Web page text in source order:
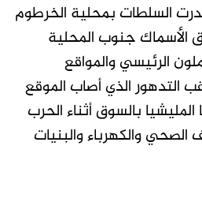
السلطات بمحلية الخرطوم
الأسماك جنوب المحلية
الرئيسي والمواقع
التدهور الذي أصاب الموقع
بالسوق أثناء الحرب
والكهرباء والبنيات